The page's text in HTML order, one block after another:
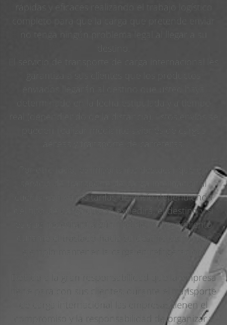
rápidas y eficaces realizando el trabajo logístico
completo para que la carga que pretende enviar
no tenga ningún problema legal al llegar a su
destino.
El servicio de transporte de carga internacional les
garantiza a sus clientes que los productos
enviados llegarán al destino que usted haya
determinado en la fecha estipulada y a tiempo
real (dependiendo de la distancia). Estos envíos se
pueden realizar mediante aviones de cargas
aéreas y transporte de carreteras.
Por otro lado, es importante destacar que un
servicio de transporte de carga internacional
cuenta con varias tarifas de envío dependiendo
del tipo de carga que se expedirá, el destino y si
es que necesitará algún tipo de mantenimiento
durante el traslado hacia su destino como por
ejemplo mantener la carga en refrigeración.
Debido a la gran responsabilidad que la empresa
tiene para con sus clientes, durante el transporte
de carga internacional las empresas tienen el
compromiso y la responsabilidad de organizar y